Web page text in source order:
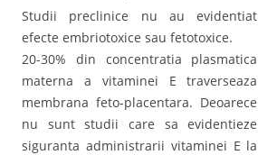
Studii preclinice nu au evidentiat
efecte embriotoxice sau fetotoxice.
20-30% din concentratia plasmatica
materna a vitaminei E traverseaza
membrana feto-placentara. Deoarece
nu sunt studii care sa evidentieze
siguranta administrarii vitaminei E la